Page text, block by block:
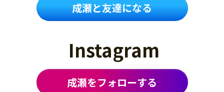
成瀬と友達になる
Instagram
成瀬をフォローする